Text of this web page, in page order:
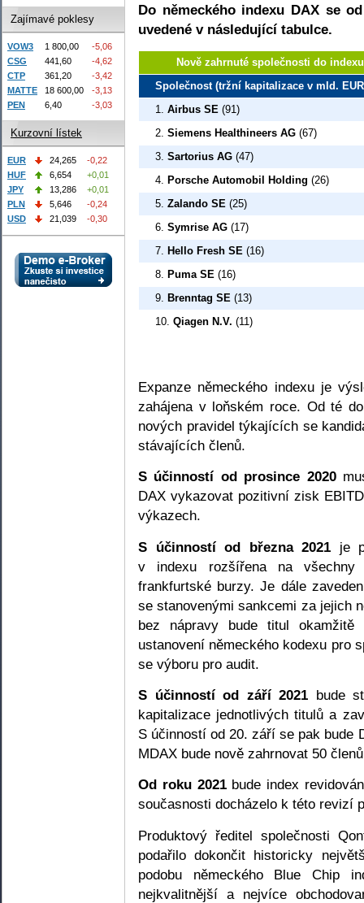
Do německého indexu DAX se
uvedené v následující tabulce.
Nově zahrnuté společnosti do
Společnost (tržní kapitalizace v mld.
1. Airbus SE (91)
2. Siemens Healthineers AG (67)
3. Sartorius AG (47)
4. Porsche Automobil Holding (26)
5. Zalando SE (25)
6. Symrise AG (17)
7. Hello Fresh SE (16)
8. Puma SE (16)
9. Brenntag SE (13)
10. Qiagen N.V. (11)
Expanze německého indexu je
zahájena v loňském roce. Od té
nových pravidel týkajících se
stávajících členů.
S účinností od prosince 2020
DAX vykazovat pozitivní zisk
výkazech.
S účinností od března 2021 je
v indexu rozšířena na všechny
frankfurtské burzy. Je dále
se stanovenými sankcemi za jejich
bez nápravy bude titul okamžitě
ustanovení německého kodexu pro
se výboru pro audit.
S účinností od září 2021 bude
kapitalizace jednotlivých titulů a
S účinností od 20. září se pak bude
MDAX bude nově zahrnovat 50
Od roku 2021 bude index
současnosti docházelo k této revizí
Produktový ředitel společnosti
podařilo dokončit historicky
podobu německého Blue Chip
nejkvalitnější a nejvíce
Zajímavé poklesy
VOW3 1 800,00
-5,06
CSG
441,60
-4,62
CTP
361,20
-3,42
MATTE
18 600,00
-3,13
PEN
6,40 -3,03
Kurzovní lístek
EUR 24,265
-0,22
HUF
6,654
+0,01
JPY
13,286
+0,01
PLN
5,646
-0,24
USD
21,039 -0,30